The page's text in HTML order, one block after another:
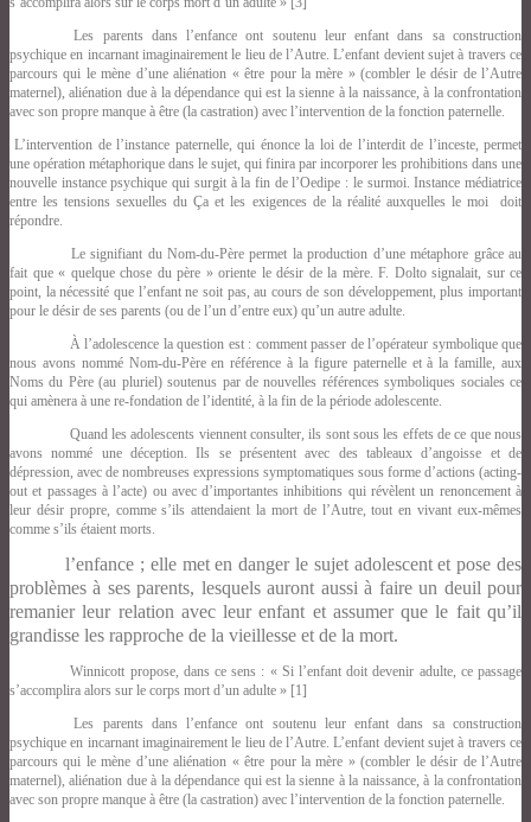
Les parents dans l’enfance ont soutenu leur enfant dans sa construction
psychique en incarnant imaginairement le lieu de l’Autre. L’enfant devient sujet à travers ce
parcours qui le mène d’une aliénation « être pour la mère » (combler le désir de l’Autre
maternel), aliénation due à la dépendance qui est la sienne à la naissance, à la confrontation
avec son propre manque à être (la castration) avec l’intervention de la fonction paternelle.
L’intervention de l’instance paternelle, qui énonce la loi de l’interdit de l’inceste, permet
une opération métaphorique dans le sujet, qui finira par incorporer les prohibitions dans une
nouvelle instance psychique qui surgit à la fin de l’Oedipe : le surmoi. Instance médiatrice
entre les tensions sexuelles du Ça et les exigences de la réalité auxquelles le moi doit
répondre.
Le signifiant du Nom-du-Père permet la production d’une métaphore grâce au
fait que « quelque chose du père » oriente le désir de la mère. F. Dolto signalait, sur ce
point, la nécessité que l’enfant ne soit pas, au cours de son développement, plus important
pour le désir de ses parents (ou de l’un d’entre eux) qu’un autre adulte.
À l’adolescence la question est : comment passer de l’opérateur symbolique que
nous avons nommé Nom-du-Père en référence à la figure paternelle et à la famille, aux
Noms du Père (au pluriel) soutenus par de nouvelles références symboliques sociales ce
qui amènera à une re-fondation de l’identité, à la fin de la période adolescente.
Quand les adolescents viennent consulter, ils sont sous les effets de ce que nous
avons nommé une déception. Ils se présentent avec des tableaux d’angoisse et de
dépression, avec de nombreuses expressions symptomatiques sous forme d’actions (acting-
out et passages à l’acte) ou avec d’importantes inhibitions qui révèlent un renoncement à
leur désir propre, comme s’ils attendaient la mort de l’Autre, tout en vivant eux-mêmes
comme s’ils étaient morts.
l’enfance ; elle met en danger le sujet adolescent et pose des
problèmes à ses parents, lesquels auront aussi à faire un deuil pour
remanier leur relation avec leur enfant et assumer que le fait qu’il
grandisse les rapproche de la vieillesse et de la mort.
Winnicott propose, dans ce sens : « Si l’enfant doit devenir adulte, ce passage
s’accomplira alors sur le corps mort d’un adulte » [1]
Les parents dans l’enfance ont soutenu leur enfant dans sa construction
psychique en incarnant imaginairement le lieu de l’Autre. L’enfant devient sujet à travers ce
parcours qui le mène d’une aliénation « être pour la mère » (combler le désir de l’Autre
maternel), aliénation due à la dépendance qui est la sienne à la naissance, à la confrontation
avec son propre manque à être (la castration) avec l’intervention de la fonction paternelle.